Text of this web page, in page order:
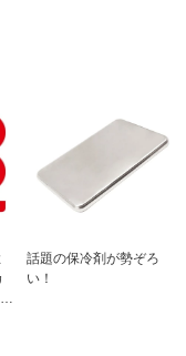
話題の保冷剤が勢ぞろ
い！